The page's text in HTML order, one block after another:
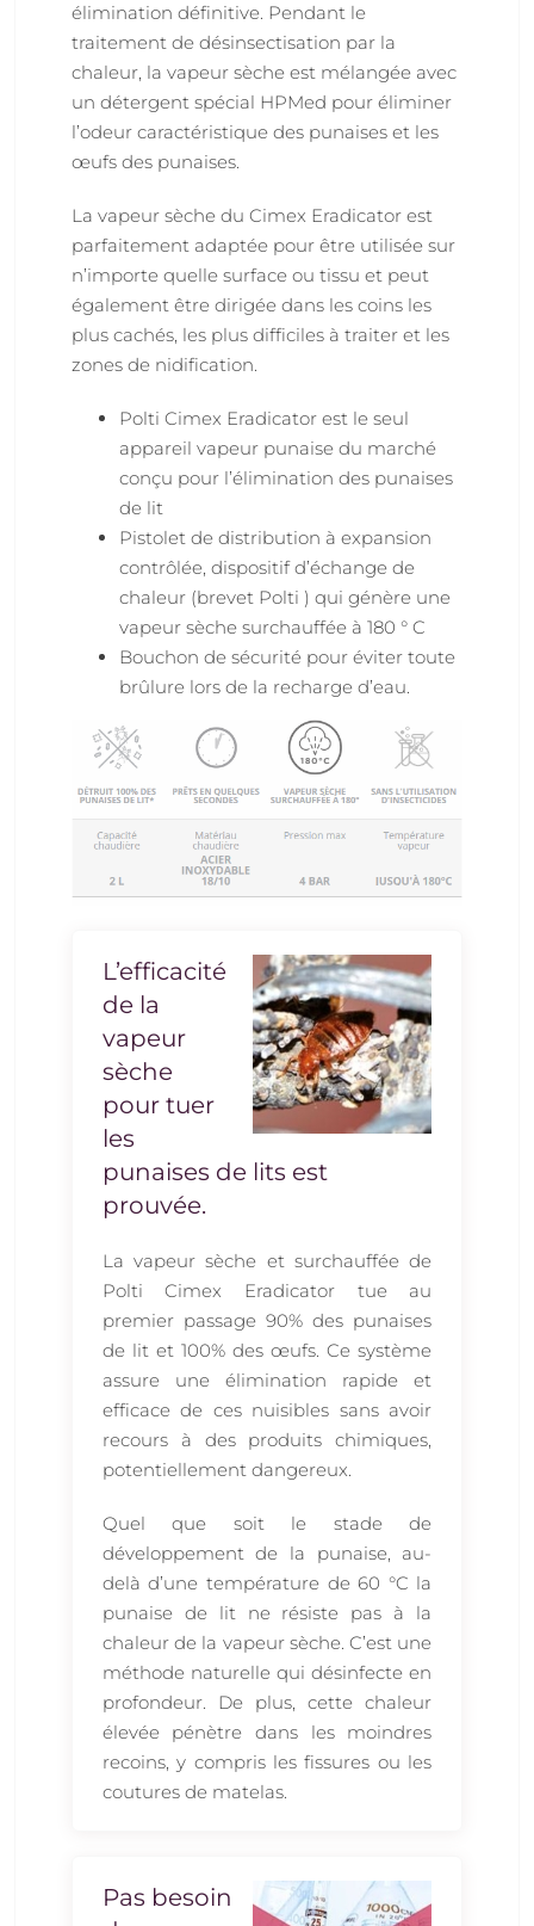
élimination définitive. Pendant le
traitement de désinsectisation par la
chaleur, la vapeur sèche est mélangée avec
un détergent spécial HPMed pour éliminer
l’odeur caractéristique des punaises et les
œufs des punaises.
La vapeur sèche du Cimex Eradicator est
parfaitement adaptée pour être utilisée sur
n’importe quelle surface ou tissu et peut
également être dirigée dans les coins les
plus cachés, les plus difficiles à traiter et les
zones de nidification.
Polti Cimex Eradicator est le seul
appareil vapeur punaise du marché
conçu pour l’élimination des punaises
de lit
Pistolet de distribution à expansion
contrôlée, dispositif d’échange de
chaleur (brevet Polti ) qui génère une
vapeur sèche surchauffée à 180 ° C
Bouchon de sécurité pour éviter toute
brûlure lors de la recharge d’eau.
L’efficacité
de la
vapeur
sèche
pour tuer
les
punaises de lits est
prouvée.
La vapeur sèche et surchauffée de
Polti Cimex Eradicator tue au
premier passage 90% des punaises
de lit et 100% des œufs. Ce système
assure une élimination rapide et
efficace de ces nuisibles sans avoir
recours à des produits chimiques,
potentiellement dangereux.
Quel que soit le stade de
développement de la punaise, au-
delà d’une température de 60 °C la
punaise de lit ne résiste pas à la
chaleur de la vapeur sèche. C’est une
méthode naturelle qui désinfecte en
profondeur. De plus, cette chaleur
élevée pénètre dans les moindres
recoins, y compris les fissures ou les
coutures de matelas.
Pas besoin